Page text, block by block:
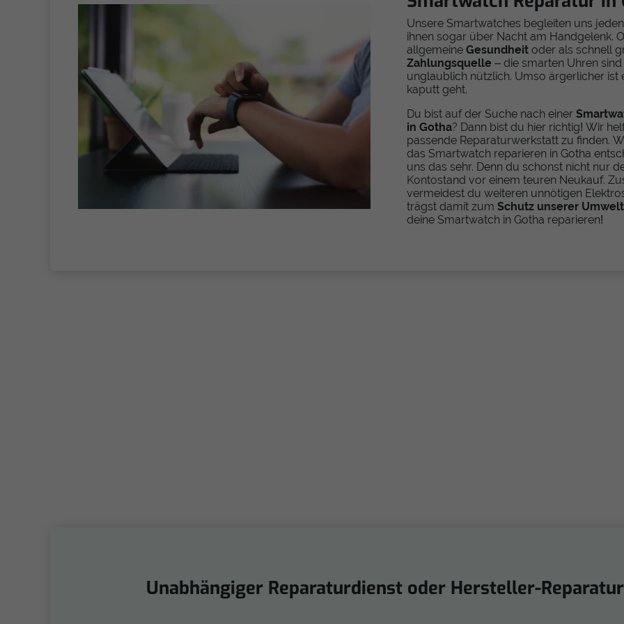
Unsere Smartwatches begleiten uns
ihnen sogar über Nacht am Handgelenk.
allgemeine Gesundheit oder als schnell
Zahlungsquelle – die smarten Uhren
unglaublich nützlich. Umso ärgerlicher ist
kaputt geht.
Du bist auf der Suche nach einer
in Gotha? Dann bist du hier richtig! Wir
passende Reparaturwerkstatt zu finden.
das Smartwatch reparieren in Gotha
uns das sehr. Denn du schonst nicht nur
Kontostand vor einem teuren Neukauf.
vermeidest du weiteren unnötigen
trägst damit zum Schutz unserer
deine Smartwatch in Gotha reparieren!
Unabhängiger Reparaturdienst oder Hersteller-